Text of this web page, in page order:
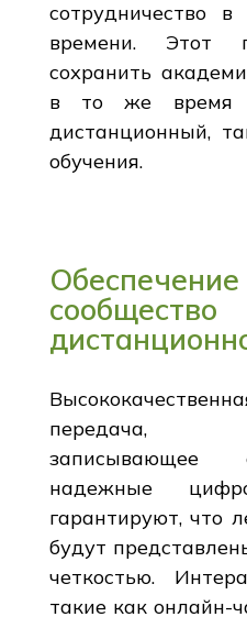
сотрудничество
времени. Этот
сохранить
в то же время
дистанционный,
обучения.
передача,
записывающее
надежные
гарантируют, что
будут
четкостью.
такие как онлайн-